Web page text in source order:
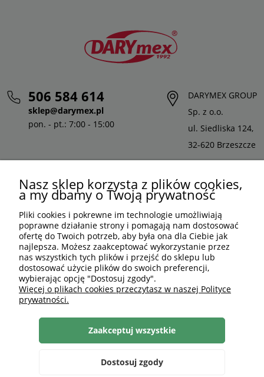
506 584 614
sklep@darymex.pl
pon. - pt.: 7:00 - 15:00
DARYMEX GROUP
Sp. z o.o.
ul. Siedliska 124,
32-620 Brzeszcze
PLN PL
Nasz sklep korzysta z plików cookies,
a my dbamy o Twoją prywatność
Pliki cookies i pokrewne im technologie umożliwiają
poprawne działanie strony i pomagają nam dostosować
ofertę do Twoich potrzeb, aby była ona dla Ciebie jak
najlepsza. Możesz zaakceptować wykorzystanie przez
nas wszystkich tych plików i przejść do sklepu lub
dostosować użycie plików do swoich preferencji,
wybierając opcję "Dostosuj zgody".
Więcej o plikach cookies przeczytasz w naszej Polityce
prywatności.
Dostosuj zgody
Zaakceptuj wszystkie